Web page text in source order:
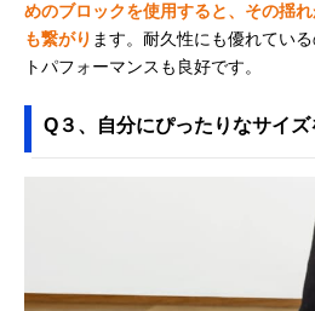
めのブロックを使用すると、その揺
も繋がり ます。耐久性にも優れてい
トパフォーマンスも良好です。
Q３、自分にぴったりなサイズ